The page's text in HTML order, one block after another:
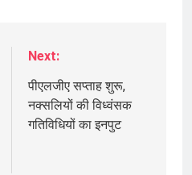
Next:
पीएलजीए सप्ताह शुरू,
नक्सलियों की विध्वंसक
गतिविधियों का इनपुट